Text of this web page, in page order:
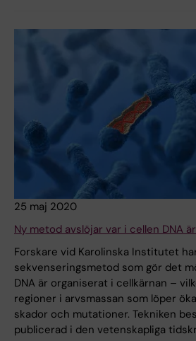
25 maj 2020
Ny metod avslöjar var i cellen DNA
Forskare vid Karolinska Institutet
sekvenseringsmetod som gör det
DNA är organiserat i cellkärnan –
regioner i arvsmassan som löper
skador och mutationer. Tekniken
publicerad i den vetenskapliga